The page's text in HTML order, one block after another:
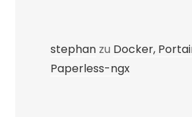
stephan zu Docker,
Paperless-ngx